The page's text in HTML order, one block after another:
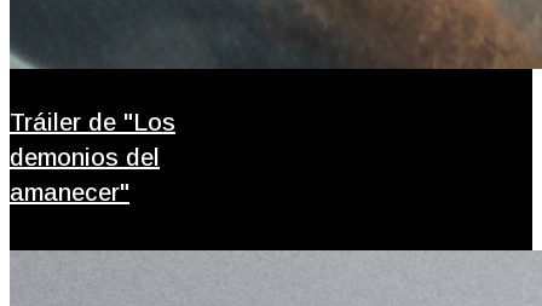
Tráiler de "Los
demonios del
amanecer"